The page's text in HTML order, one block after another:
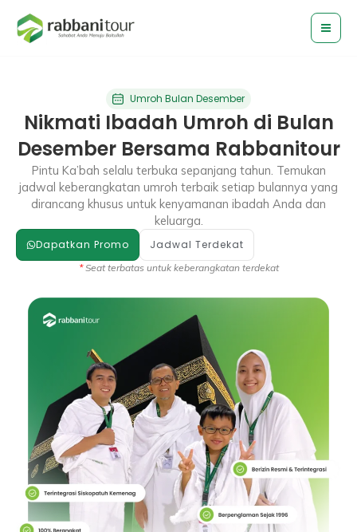
konten
Umroh Bulan Desember
Nikmati Ibadah Umroh di Bulan
Desember Bersama Rabbanitour
Pintu Ka’bah selalu terbuka sepanjang tahun. Temukan
jadwal keberangkatan umroh terbaik setiap bulannya yang
dirancang khusus untuk kenyamanan ibadah Anda dan
keluarga.
Dapatkan Promo Jadwal Terdekat
*Seat terbatas untuk keberangkatan terdekat